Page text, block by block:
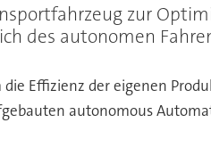
zur
des autonomen
Effizienz der eigenen
autonomous